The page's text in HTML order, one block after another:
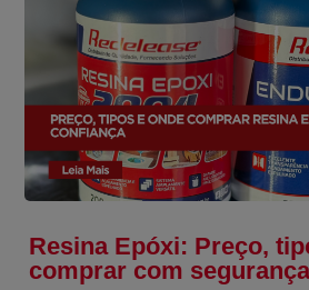
Resina Epóxi: Preço,
comprar com